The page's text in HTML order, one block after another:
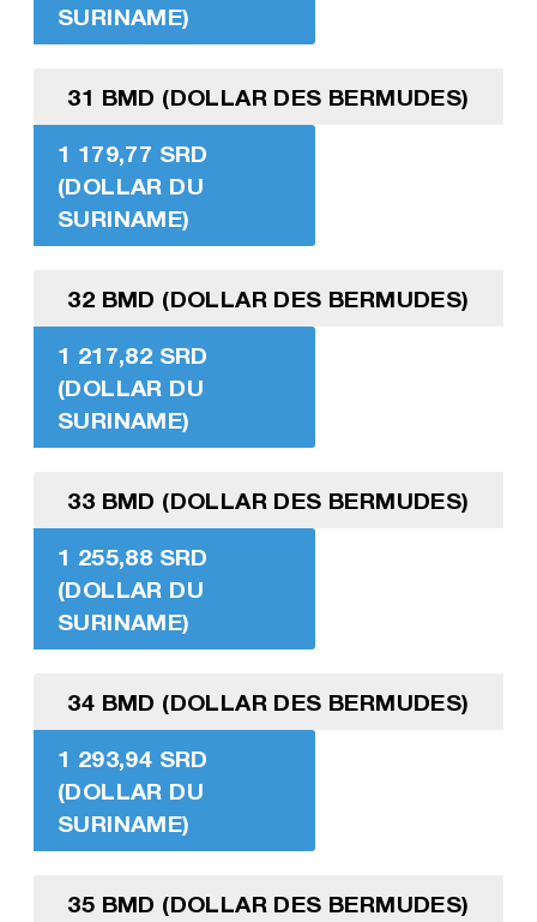
SURINAME)
31 BMD (DOLLAR DES BERMUDES)
1 179,77 SRD
(DOLLAR DU
SURINAME)
32 BMD (DOLLAR DES BERMUDES)
1 217,82 SRD
(DOLLAR DU
SURINAME)
33 BMD (DOLLAR DES BERMUDES)
1 255,88 SRD
(DOLLAR DU
SURINAME)
34 BMD (DOLLAR DES BERMUDES)
1 293,94 SRD
(DOLLAR DU
SURINAME)
35 BMD (DOLLAR DES BERMUDES)